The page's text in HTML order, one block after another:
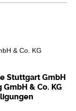
& Co. KG
Stuttgart GmbH
& Co. KG